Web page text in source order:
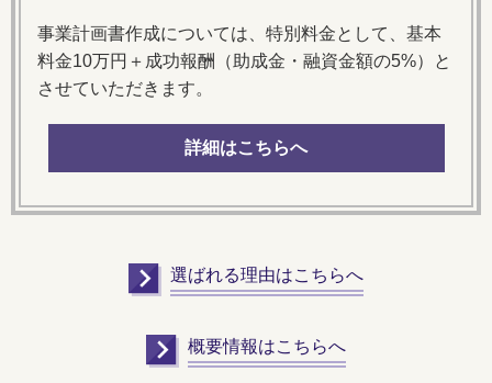
事業計画書作成については、特別料金として、基本
料金10万円＋成功報酬（助成金・融資金額の5%）と
させていただきます。
詳細はこちらへ
選ばれる理由はこちらへ
概要情報はこちらへ